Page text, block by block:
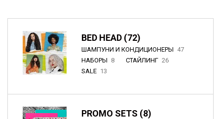
BED HEAD (72)
ШАМПУНИ И КОНДИЦИОНЕРЫ 47
НАБОРЫ 8 СТАЙЛИНГ 26
SALE 13
PROMO SETS (8)